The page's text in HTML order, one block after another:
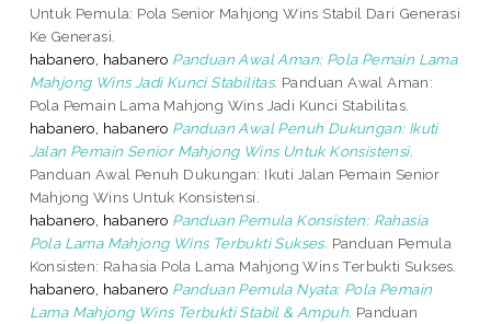
Untuk Pemula: Pola Senior Mahjong Wins Stabil Dari Generasi
Ke Generasi.
habanero, habanero Panduan Awal Aman: Pola Pemain Lama
Mahjong Wins Jadi Kunci Stabilitas. Panduan Awal Aman:
Pola Pemain Lama Mahjong Wins Jadi Kunci Stabilitas.
habanero, habanero Panduan Awal Penuh Dukungan: Ikuti
Jalan Pemain Senior Mahjong Wins Untuk Konsistensi.
Panduan Awal Penuh Dukungan: Ikuti Jalan Pemain Senior
Mahjong Wins Untuk Konsistensi.
habanero, habanero Panduan Pemula Konsisten: Rahasia
Pola Lama Mahjong Wins Terbukti Sukses. Panduan Pemula
Konsisten: Rahasia Pola Lama Mahjong Wins Terbukti Sukses.
habanero, habanero Panduan Pemula Nyata: Pola Pemain
Lama Mahjong Wins Terbukti Stabil & Ampuh. Panduan